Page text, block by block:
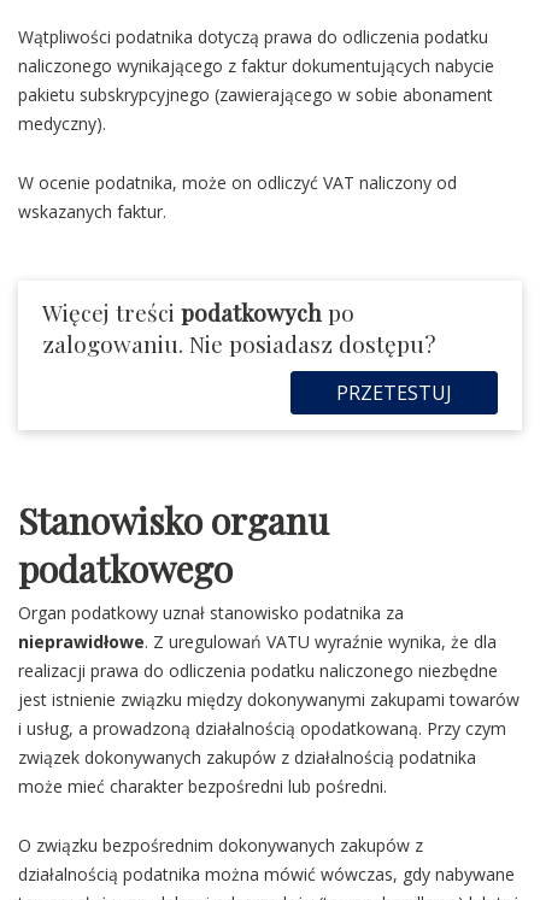
Wątpliwości podatnika dotyczą prawa do odliczenia podatku
naliczonego wynikającego z faktur dokumentujących nabycie
pakietu subskrypcyjnego (zawierającego w sobie abonament
medyczny).
W ocenie podatnika, może on odliczyć VAT naliczony od
wskazanych faktur.
Więcej treści podatkowychpo
zalogowaniu. Nie posiadasz dostępu?
PRZETESTUJ
Stanowisko organu
podatkowego
Organ podatkowy uznał stanowisko podatnika za
nieprawidłowe. Z uregulowań VATU wyraźnie wynika, że dla
realizacji prawa do odliczenia podatku naliczonego niezbędne
jest istnienie związku między dokonywanymi zakupami towarów
i usług, a prowadzoną działalnością opodatkowaną. Przy czym
związek dokonywanych zakupów z działalnością podatnika
może mieć charakter bezpośredni lub pośredni.
O związku bezpośrednim dokonywanych zakupów z
działalnością podatnika można mówić wówczas, gdy nabywane